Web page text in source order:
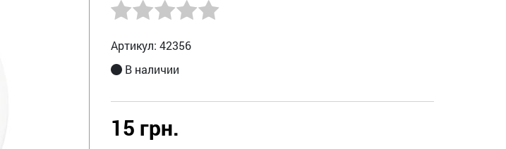
Артикул: 42356
В наличии
15 грн.